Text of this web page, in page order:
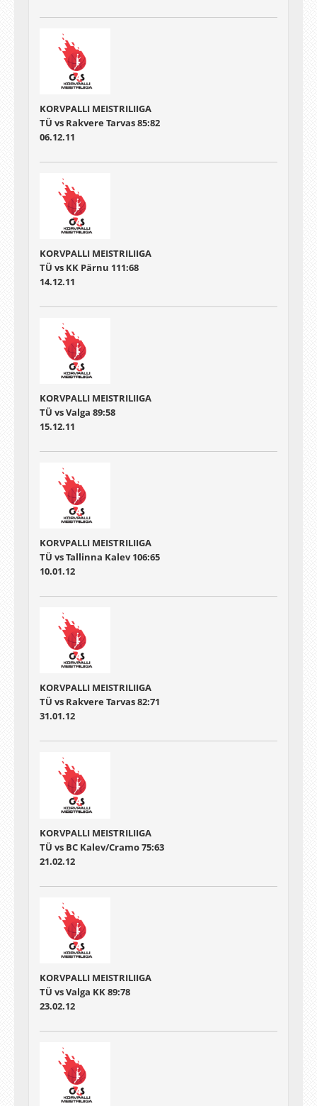
KORVPALLI MEISTRILIIGA
TÜ vs Rakvere Tarvas 85:82
06.12.11
KORVPALLI MEISTRILIIGA
TÜ vs KK Pärnu 111:68
14.12.11
KORVPALLI MEISTRILIIGA
TÜ vs Valga 89:58
15.12.11
KORVPALLI MEISTRILIIGA
TÜ vs Tallinna Kalev 106:65
10.01.12
KORVPALLI MEISTRILIIGA
TÜ vs Rakvere Tarvas 82:71
31.01.12
KORVPALLI MEISTRILIIGA
TÜ vs BC Kalev/Cramo 75:63
21.02.12
KORVPALLI MEISTRILIIGA
TÜ vs Valga KK 89:78
23.02.12